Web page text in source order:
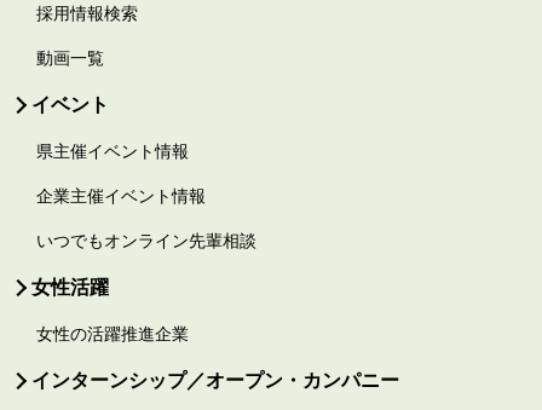
採用情報検索
動画一覧
イベント
県主催イベント情報
企業主催イベント情報
いつでもオンライン先輩相談
女性活躍
女性の活躍推進企業
インターンシップ／オープン・カンパニー